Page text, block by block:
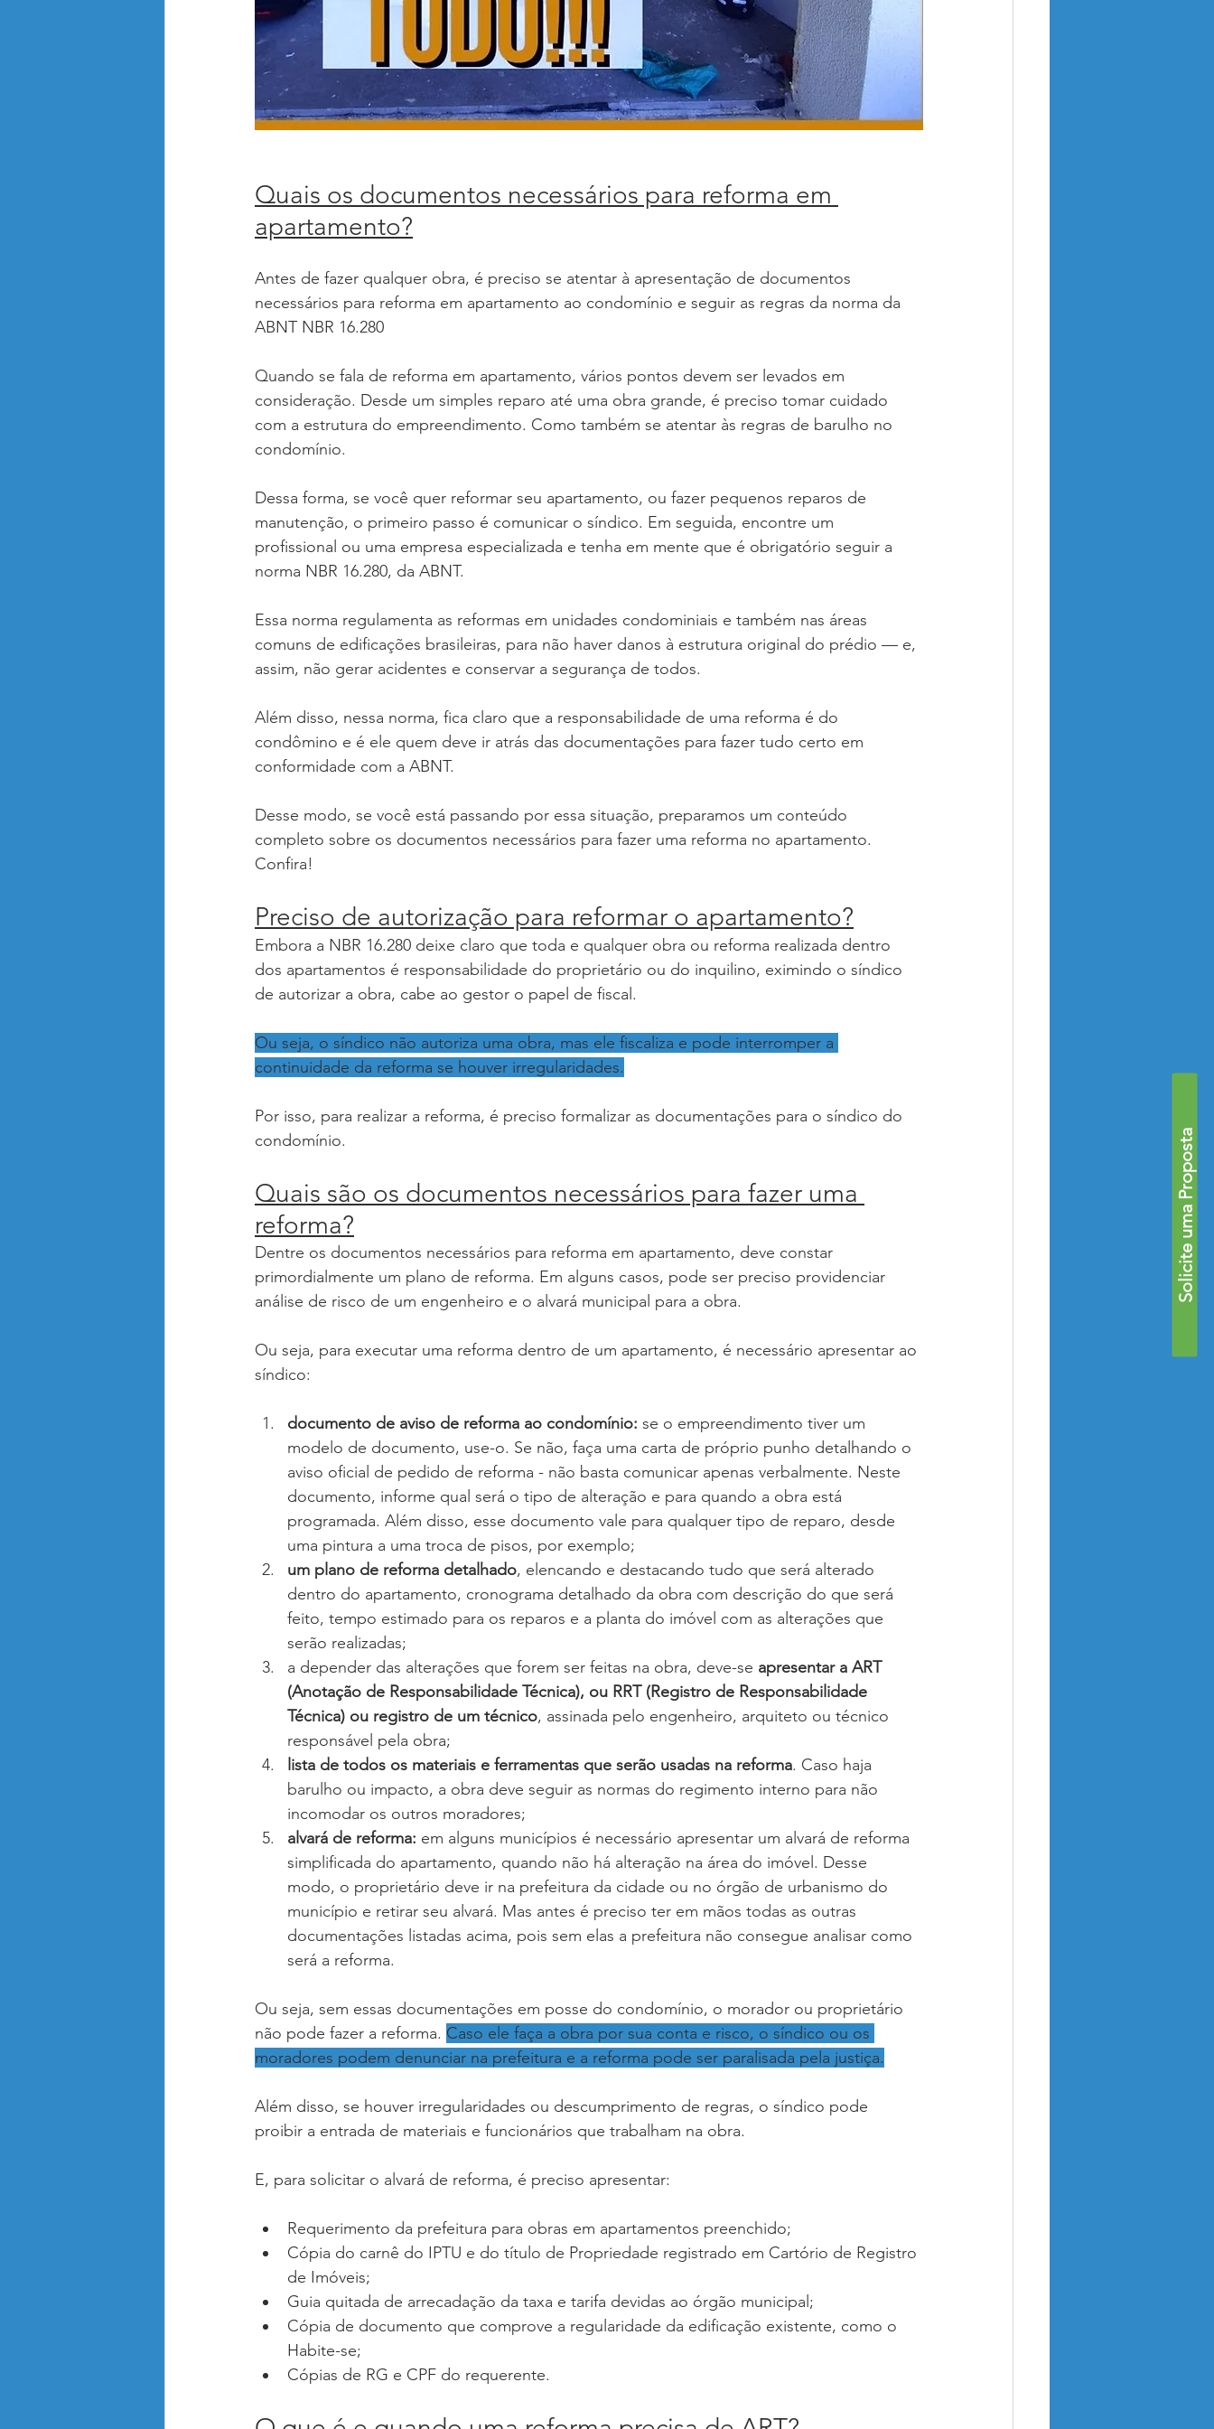
Solicite uma Proposta
Quais os documentos necessários para reforma em
apartamento?
Antes de fazer qualquer obra, é preciso se atentar à apresentação de documentos
necessários para reforma em apartamento ao condomínio e seguir as regras da norma da
ABNT NBR 16.280
Quando se fala de reforma em apartamento, vários pontos devem ser levados em
consideração. Desde um simples reparo até uma obra grande, é preciso tomar cuidado
com a estrutura do empreendimento. Como também se atentar às regras de barulho no
condomínio.
Dessa forma, se você quer reformar seu apartamento, ou fazer pequenos reparos de
manutenção, o primeiro passo é comunicar o síndico. Em seguida, encontre um
profissional ou uma empresa especializada e tenha em mente que é obrigatório seguir a
norma NBR 16.280, da ABNT.
Essa norma regulamenta as reformas em unidades condominiais e também nas áreas
comuns de edificações brasileiras, para não haver danos à estrutura original do prédio — e,
assim, não gerar acidentes e conservar a segurança de todos.
Além disso, nessa norma, fica claro que a responsabilidade de uma reforma é do
condômino e é ele quem deve ir atrás das documentações para fazer tudo certo em
conformidade com a ABNT.
Desse modo, se você está passando por essa situação, preparamos um conteúdo
completo sobre os documentos necessários para fazer uma reforma no apartamento.
Confira!
Preciso de autorização para reformar o apartamento?
Embora a NBR 16.280 deixe claro que toda e qualquer obra ou reforma realizada dentro
dos apartamentos é responsabilidade do proprietário ou do inquilino, eximindo o síndico
de autorizar a obra, cabe ao gestor o papel de fiscal.
Ou seja, o síndico não autoriza uma obra, mas ele fiscaliza e pode interromper a
continuidade da reforma se houver irregularidades.
Por isso, para realizar a reforma, é preciso formalizar as documentações para o síndico do
condomínio.
Quais são os documentos necessários para fazer uma
reforma?
Dentre os documentos necessários para reforma em apartamento, deve constar
primordialmente um plano de reforma. Em alguns casos, pode ser preciso providenciar
análise de risco de um engenheiro e o alvará municipal para a obra.
Ou seja, para executar uma reforma dentro de um apartamento, é necessário apresentar ao
síndico:
documento de aviso de reforma ao condomínio: se o empreendimento tiver um
modelo de documento, use-o. Se não, faça uma carta de próprio punho detalhando o
aviso oficial de pedido de reforma - não basta comunicar apenas verbalmente. Neste
documento, informe qual será o tipo de alteração e para quando a obra está
programada. Além disso, esse documento vale para qualquer tipo de reparo, desde
uma pintura a uma troca de pisos, por exemplo;
um plano de reforma detalhado, elencando e destacando tudo que será alterado
dentro do apartamento, cronograma detalhado da obra com descrição do que será
feito, tempo estimado para os reparos e a planta do imóvel com as alterações que
serão realizadas;
a depender das alterações que forem ser feitas na obra, deve-se apresentar a ART
(Anotação de Responsabilidade Técnica), ou RRT (Registro de Responsabilidade
Técnica) ou registro de um técnico, assinada pelo engenheiro, arquiteto ou técnico
responsável pela obra;
lista de todos os materiais e ferramentas que serão usadas na reforma. Caso haja
barulho ou impacto, a obra deve seguir as normas do regimento interno para não
incomodar os outros moradores;
alvará de reforma: em alguns municípios é necessário apresentar um alvará de reforma
simplificada do apartamento, quando não há alteração na área do imóvel. Desse
modo, o proprietário deve ir na prefeitura da cidade ou no órgão de urbanismo do
município e retirar seu alvará. Mas antes é preciso ter em mãos todas as outras
documentações listadas acima, pois sem elas a prefeitura não consegue analisar como
será a reforma.
Ou seja, sem essas documentações em posse do condomínio, o morador ou proprietário
não pode fazer a reforma. Caso ele faça a obra por sua conta e risco, o síndico ou os
moradores podem denunciar na prefeitura e a reforma pode ser paralisada pela justiça.
Além disso, se houver irregularidades ou descumprimento de regras, o síndico pode
proibir a entrada de materiais e funcionários que trabalham na obra.
E, para solicitar o alvará de reforma, é preciso apresentar:
Requerimento da prefeitura para obras em apartamentos preenchido;
Cópia do carnê do IPTU e do título de Propriedade registrado em Cartório de Registro
de Imóveis;
Guia quitada de arrecadação da taxa e tarifa devidas ao órgão municipal;
Cópia de documento que comprove a regularidade da edificação existente, como o
Habite-se;
Cópias de RG e CPF do requerente.